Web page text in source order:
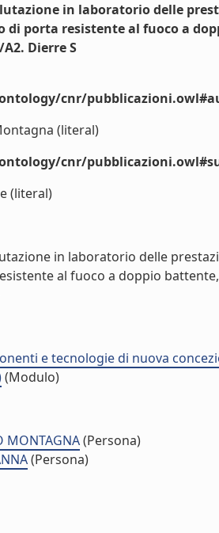
in laboratorio delle
di porta resistente al fuoco a
Dierre S
cnr/
(literal)
cnr/
(literal)
in laboratorio delle
al fuoco a doppio battente,
e tecnologie di nuova
(Modulo)
MONTAGNA(Persona)
(Persona)